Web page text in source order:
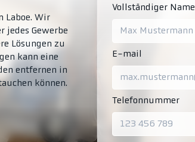
Laboe. Wir
jedes Gewerbe
Lösungen zu
kann eine
entfernen in
können.
Vollständiger Name
E-mail
Telefonnummer